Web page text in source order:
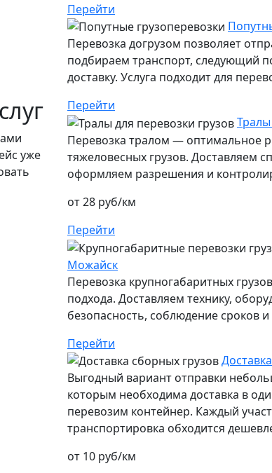
уже
Перейти
Перевозка догрузом позволяет
подбираем транспорт, следующий
доставку. Услуга подходит для
Перейти
Перевозка тралом — оптимальное
тяжеловесных грузов. Доставляем
оформляем разрешения и
от 28 руб/км
Перейти
Можайск
Перевозка крупногабаритных
подхода. Доставляем технику,
безопасность, соблюдение сроков
Перейти
Выгодный вариант отправки
которым необходима доставка в
перевозим контейнер. Каждый
транспортировка обходится
от 10 руб/км